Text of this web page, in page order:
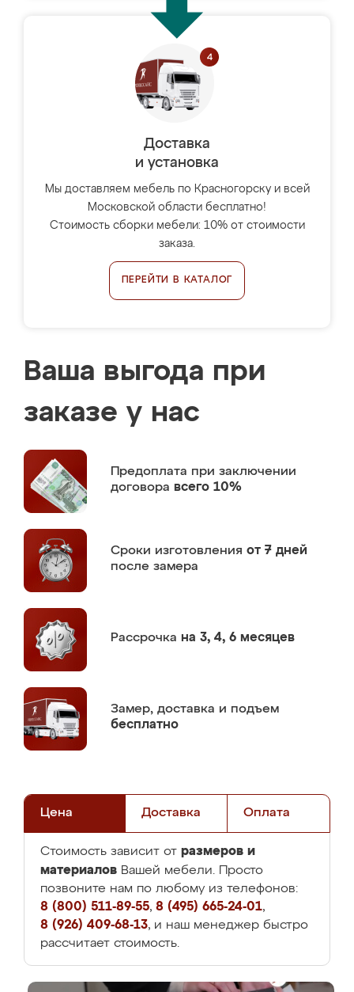
Доставка
и установка
Мы доставляем мебель по Красногорску и всей
Московской области бесплатно!
Стоимость сборки мебели: 10% от стоимости
заказа.
ПЕРЕЙТИ В КАТАЛОГ
Ваша выгода при
заказе у нас
Предоплата при заключении
договора всего 10%
Сроки изготовления от 7 дней
после замера
Рассрочка на 3, 4, 6 месяцев
Замер, доставка и подъем
бесплатно
Цена Доставка Оплата
Стоимость зависит от размеров и
материалов Вашей мебели. Просто
позвоните нам по любому из телефонов:
8 (800) 511-89-55, 8 (495) 665-24-01,
8 (926) 409-68-13, и наш менеджер быстро
рассчитает стоимость.